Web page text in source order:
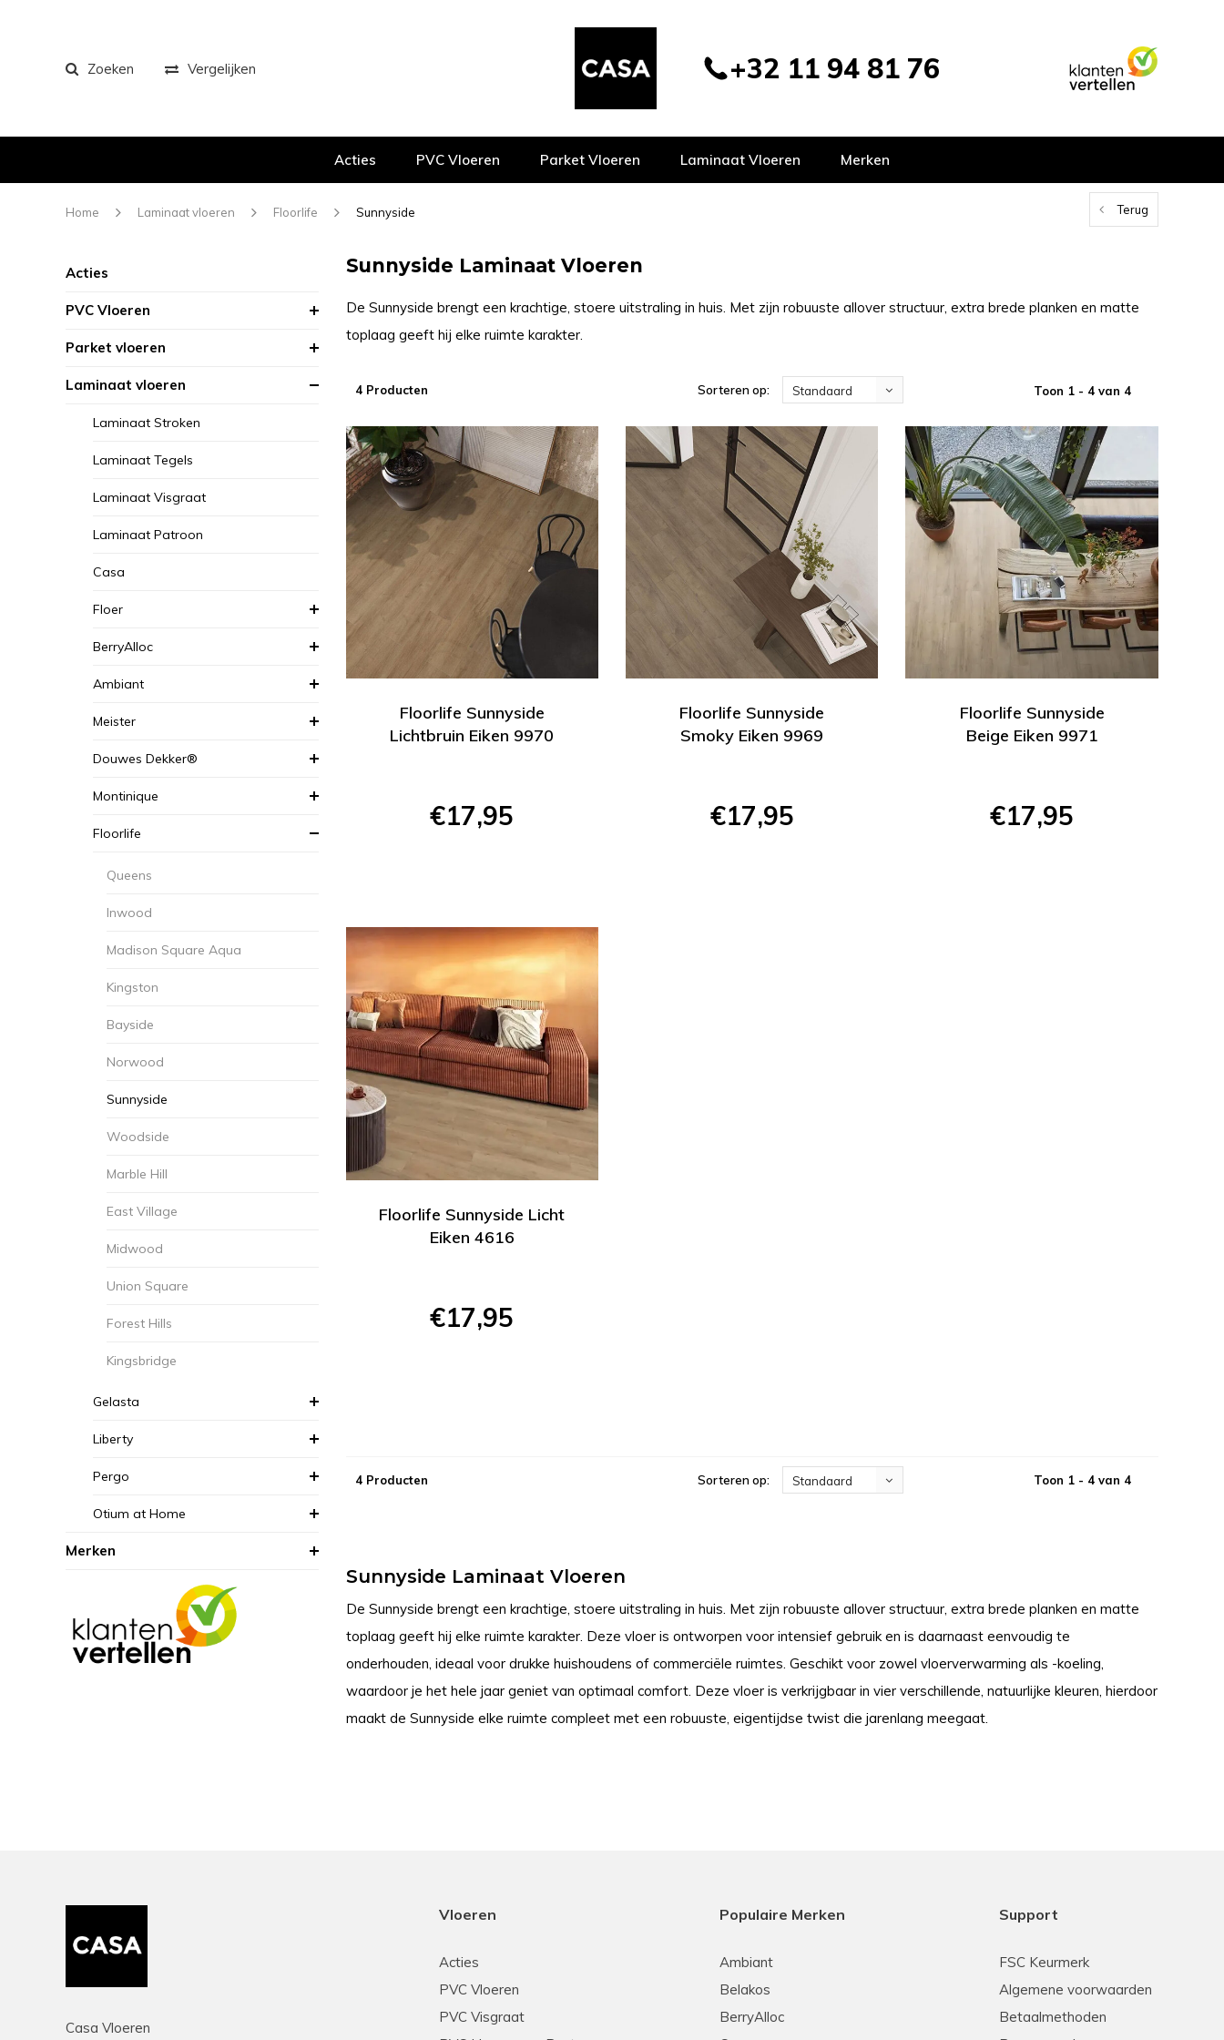
Zoeken Vergelijken +32 11 94 81 76
Acties PVC Vloeren Parket Vloeren Laminaat Vloeren Merken
Home Laminaat vloeren Floorlife Sunnyside Terug
Acties
PVC Vloeren
Parket vloeren
Laminaat vloeren
Laminaat Stroken
Laminaat Tegels
Laminaat Visgraat
Laminaat Patroon
Casa
Floer
BerryAlloc
Ambiant
Meister
Douwes Dekker®
Montinique
Floorlife
Queens
Inwood
Madison Square Aqua
Kingston
Bayside
Norwood
Sunnyside
Woodside
Marble Hill
East Village
Midwood
Union Square
Forest Hills
Kingsbridge
Gelasta
Liberty
Pergo
Otium at Home
Merken
Sunnyside Laminaat Vloeren
De Sunnyside brengt een krachtige, stoere uitstraling in huis. Met zijn robuuste allover structuur, extra brede planken en matte
toplaag geeft hij elke ruimte karakter.
4 Producten Sorteren op: Standaard Toon 1 - 4 van 4
Floorlife Sunnyside
Lichtbruin Eiken 9970
€17,95
Floorlife Sunnyside
Smoky Eiken 9969
€17,95
Floorlife Sunnyside
Beige Eiken 9971
€17,95
Floorlife Sunnyside Licht
Eiken 4616
€17,95
4 Producten Sorteren op: Standaard Toon 1 - 4 van 4
Sunnyside Laminaat Vloeren
De Sunnyside brengt een krachtige, stoere uitstraling in huis. Met zijn robuuste allover structuur, extra brede planken en matte
toplaag geeft hij elke ruimte karakter. Deze vloer is ontworpen voor intensief gebruik en is daarnaast eenvoudig te
onderhouden, ideaal voor drukke huishoudens of commerciële ruimtes. Geschikt voor zowel vloerverwarming als -koeling,
waardoor je het hele jaar geniet van optimaal comfort. Deze vloer is verkrijgbaar in vier verschillende, natuurlijke kleuren, hierdoor
maakt de Sunnyside elke ruimte compleet met een robuuste, eigentijdse twist die jarenlang meegaat.
Casa Vloeren
Vloeren
Acties
PVC Vloeren
PVC Visgraat
Populaire Merken
Ambiant
Belakos
BerryAlloc
Support
FSC Keurmerk
Algemene voorwaarden
Betaalmethoden